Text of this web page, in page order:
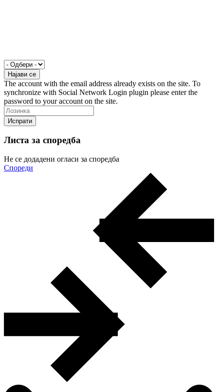
The account with the email address already exists on the site. To
synchronize with Social Network Login plugin please enter the
password to your account on the site.
Листа за споредба
Не се додадени огласи за споредба
Спореди